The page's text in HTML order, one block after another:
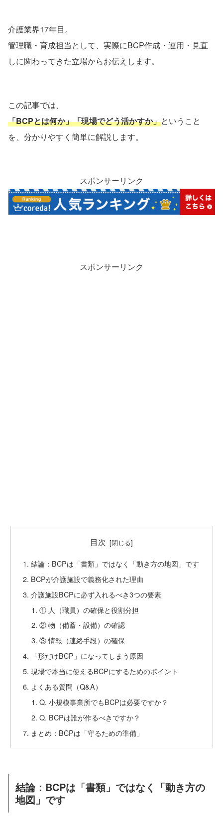
介護業界17年目。
管理職・育成担当として、実際にBCP作成・運用・見直
しに関わってきた立場からお伝えします。
この記事では、
「BCPとは何か」「現場でどう活かすか」ということ
を、分かりやすく簡単に解説します。
スポンサーリンク
スポンサーリンク
目次
結論：BCPは「書類」ではなく「動き方の地図」です
BCPが介護施設で義務化された理由
介護施設BCPに必ず入れるべき3つの要素
① 人（職員）の確保と役割分担
② 物（備蓄・設備）の確認
③ 情報（連絡手段）の確保
「形だけBCP」になってしまう原因
現場で本当に使えるBCPにするためのポイント
よくある質問（Q&A）
Q. 小規模事業所でもBCPは必要ですか？
Q. BCPは誰が作るべきですか？
まとめ：BCPは「守るための準備」
結論：BCPは「書類」ではなく「動き方の
地図」です